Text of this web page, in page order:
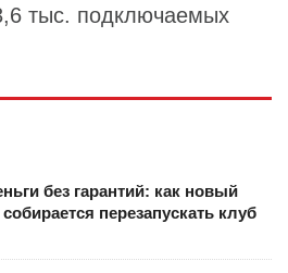
тыс. подключаемых
без гарантий: как новый
перезапускать клуб